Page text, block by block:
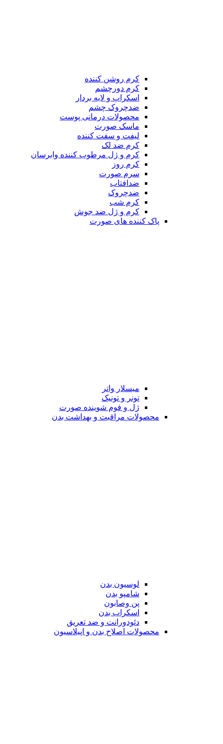
کرم روشن کننده
کرم دورچشم
اسکراپ و لایه بردار
ضدچروک چشم
محصولات درمانی پوست
ماسک صورت
لیفت و سفت کننده
کرم ضد لک
کرم و ژل مرطوب کننده وابرسان
کرم روز
سرم صورت
ضدافتاب
ضدچروک
کرم شب
کرم و ژل ضد جوش
پاک کننده های صورت
میسلار واتر
تونر و تونیک
ژل و فوم شوینده صورت
محصولات مراقبت و بهداشت بدن
لوسیون بدن
شامپو بدن
پن وصابون
اسکراب بدن
دئودورانت و ضد تعریق
محصولات اصلاح بدن و اپیلاسیون